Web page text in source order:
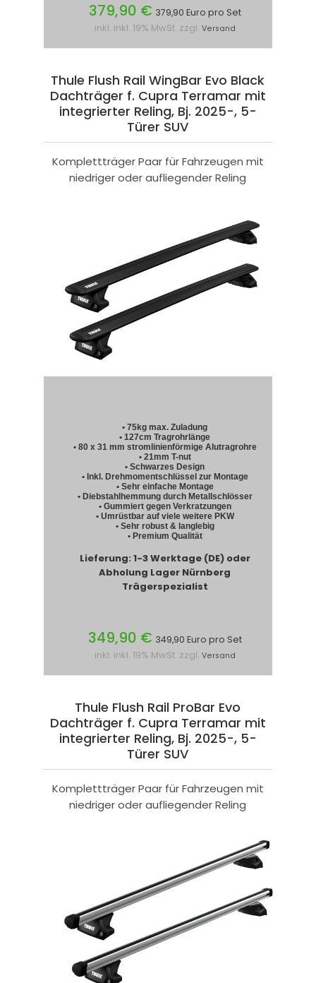
379,90 € 379,90 Euro pro Set
inkl. inkl. 19% MwSt. zzgl. Versand
Thule Flush Rail WingBar Evo Black
Dachträger f. Cupra Terramar mit
integrierter Reling, Bj. 2025-, 5-
Türer SUV
Komplettträger Paar für Fahrzeugen mit
niedriger oder aufliegender Reling
• 75kg max. Zuladung
• 127cm Tragrohrlänge
• 80 x 31 mm stromlinienförmige Alutragrohre
• 21mm T-nut
• Schwarzes Design
• Inkl. Drehmomentschlüssel zur Montage
• Sehr einfache Montage
• Diebstahlhemmung durch Metallschlösser
• Gummiert gegen Verkratzungen
• Umrüstbar auf viele weitere PKW
• Sehr robust & langlebig
• Premium Qualität
Lieferung: 1-3 Werktage (DE) oder
Abholung Lager Nürnberg
Trägerspezialist
349,90 € 349,90 Euro pro Set
inkl. inkl. 19% MwSt. zzgl. Versand
Thule Flush Rail ProBar Evo
Dachträger f. Cupra Terramar mit
integrierter Reling, Bj. 2025-, 5-
Türer SUV
Komplettträger Paar für Fahrzeugen mit
niedriger oder aufliegender Reling